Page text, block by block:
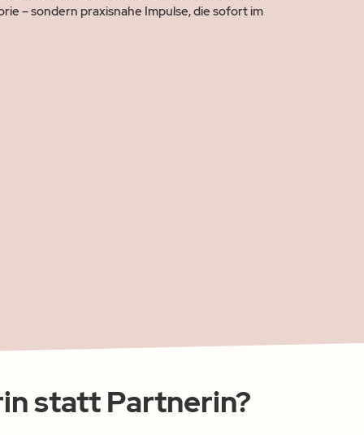
– sondern praxisnahe Impulse, die sofort im
statt Partnerin?